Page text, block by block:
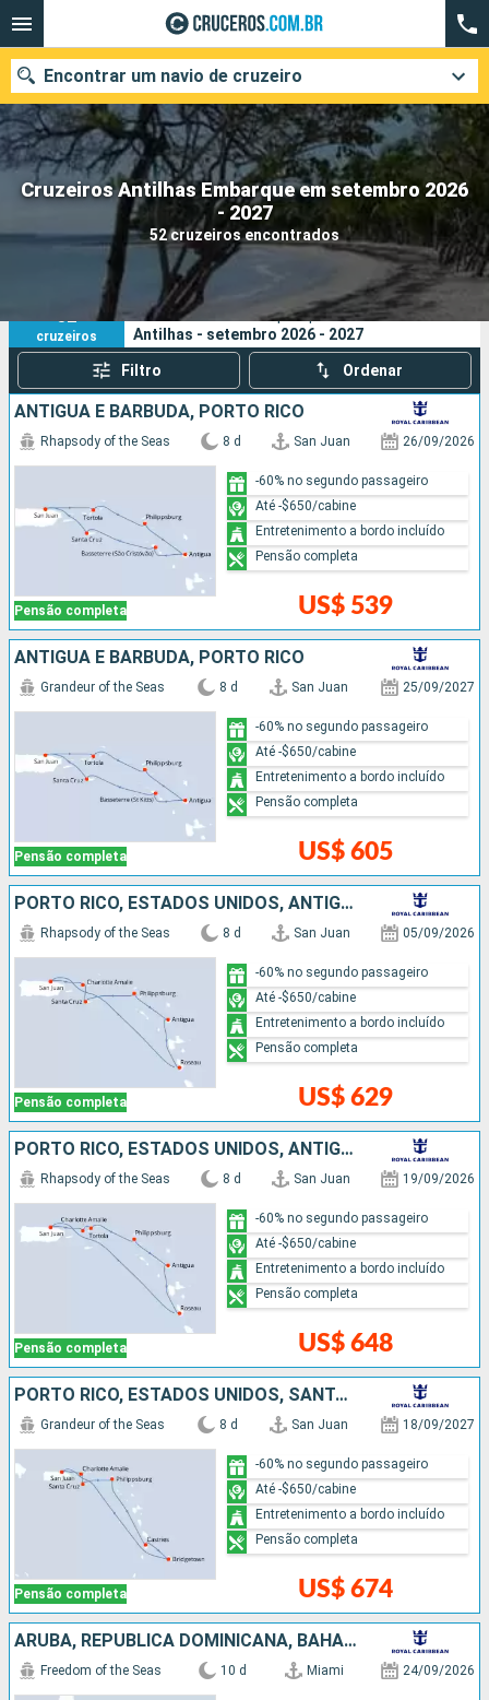
Cruzeiros Antilhas Embarque em setembro 2026
- 2027
52 cruzeiros encontrados
Encontrar um navio de cruzeiro
Quando ir?
Data de partida
Cidades Companhias
Pesquisar
52
cruzeiros
Os seus critérios de pesquisa:
Antilhas - setembro 2026 - 2027
Filtro Ordenar
ANTIGUA E BARBUDA, PORTO RICO
Pensão completa
Rhapsody of the Seas 8 d San Juan 26/09/2026
US$ 539
-60% no segundo passageiro
Até -$650/cabine
Entretenimento a bordo incluído
Pensão completa
ANTIGUA E BARBUDA, PORTO RICO
Pensão completa
Grandeur of the Seas 8 d San Juan 25/09/2027
US$ 605
-60% no segundo passageiro
Até -$650/cabine
Entretenimento a bordo incluído
Pensão completa
PORTO RICO, ESTADOS UNIDOS, ANTIGUA E BARBUDA, REPUBLICA DOMINICANA
Pensão completa
Rhapsody of the Seas 8 d San Juan 05/09/2026
US$ 629
-60% no segundo passageiro
Até -$650/cabine
Entretenimento a bordo incluído
Pensão completa
PORTO RICO, ESTADOS UNIDOS, ANTIGUA E BARBUDA, REPUBLICA DOMINICANA
Pensão completa
Rhapsody of the Seas 8 d San Juan 19/09/2026
US$ 648
-60% no segundo passageiro
Até -$650/cabine
Entretenimento a bordo incluído
Pensão completa
PORTO RICO, ESTADOS UNIDOS, SANTA LUCIA, BARBADOS
Pensão completa
Grandeur of the Seas 8 d San Juan 18/09/2027
US$ 674
-60% no segundo passageiro
Até -$650/cabine
Entretenimento a bordo incluído
Pensão completa
ARUBA, REPUBLICA DOMINICANA, BAHAMAS, ESTADOS UNIDOS
Freedom of the Seas 10 d Miami 24/09/2026